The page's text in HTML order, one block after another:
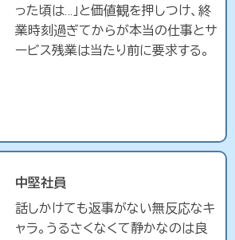
った頃は…」と価値観を押しつけ、終
業時刻過ぎてからが本当の仕事とサ
ービス残業は当たり前に要求する。
中堅社員
話しかけても返事がない無反応なキ
ャラ。うるさくなくて静かなのは良